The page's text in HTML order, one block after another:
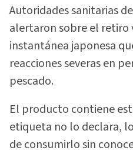
Autoridades sanitarias de
alertaron sobre el retiro
instantánea japonesa
reacciones severas en
pescado.
El producto contiene
etiqueta no lo declara,
de consumirlo sin